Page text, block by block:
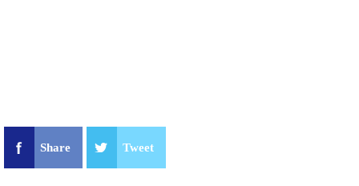
Share Tweet